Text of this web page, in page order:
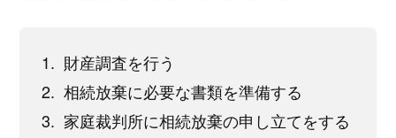
財産調査を行う
相続放棄に必要な書類を準備する
家庭裁判所に相続放棄の申し立てをする